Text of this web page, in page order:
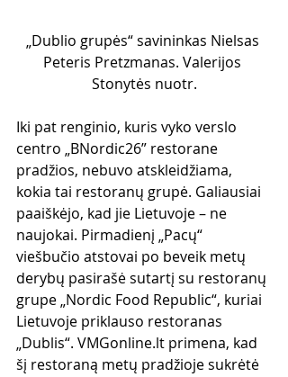
„Dublio grupės“ savininkas Nielsas
Peteris Pretzmanas. Valerijos
Stonytės nuotr.
Iki pat renginio, kuris vyko verslo
centro „BNordic26” restorane
pradžios, nebuvo atskleidžiama,
kokia tai restoranų grupė. Galiausiai
paaiškėjo, kad jie Lietuvoje – ne
naujokai. Pirmadienį „Pacų“
viešbučio atstovai po beveik metų
derybų pasirašė sutartį su restoranų
grupe „Nordic Food Republic“, kuriai
Lietuvoje priklauso restoranas
„Dublis“. VMGonline.lt primena, kad
šį restoraną metų pradžioje sukrėtė